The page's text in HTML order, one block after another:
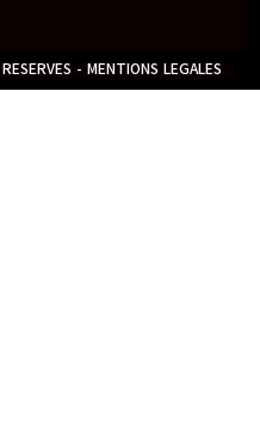
- MENTIONS LEGALES